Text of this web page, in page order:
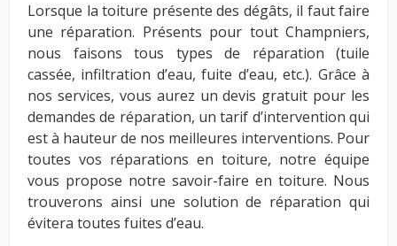
Lorsque la toiture présente des dégâts, il faut faire
une réparation. Présents pour tout Champniers,
nous faisons tous types de réparation (tuile
cassée, infiltration d’eau, fuite d’eau, etc.). Grâce à
nos services, vous aurez un devis gratuit pour les
demandes de réparation, un tarif d’intervention qui
est à hauteur de nos meilleures interventions. Pour
toutes vos réparations en toiture, notre équipe
vous propose notre savoir-faire en toiture. Nous
trouverons ainsi une solution de réparation qui
évitera toutes fuites d’eau.